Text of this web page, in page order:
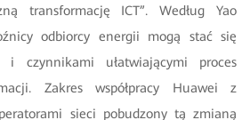
transformację ICT”. Według Yao
odbiorcy energii mogą stać się
i czynnikami ułatwiającymi proces
Zakres współpracy Huawei z
sieci pobudzony tą zmianą